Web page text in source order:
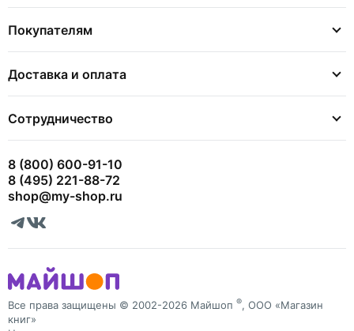
Покупателям
Доставка и оплата
Сотрудничество
8 (800) 600-91-10
8 (495) 221-88-72
shop@my-shop.ru
Все права защищены © 2002-2026 Майшоп ®, ООО «Магазин
книг»